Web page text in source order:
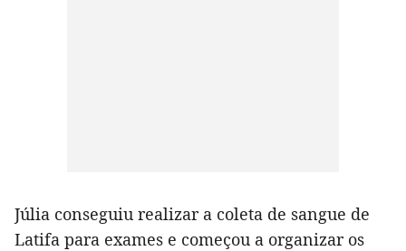
Júlia conseguiu realizar a coleta de sangue de
Latifa para exames e começou a organizar os